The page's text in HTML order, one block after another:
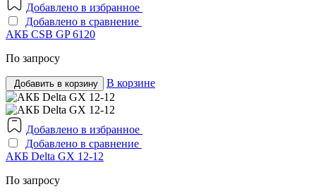
Добавлено в избранное
Добавлено в сравнение
АКБ CSB GP 6120
По запросу
Добавить в корзину В корзине
Добавлено в избранное
Добавлено в сравнение
АКБ Delta GX 12-12
По запросу